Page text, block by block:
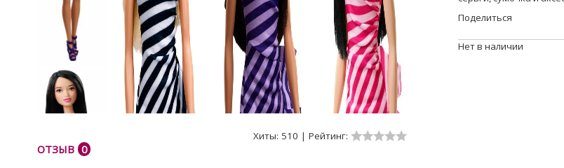
Хиты: 510 | Рейтинг:
ОТЗЫВ 0
Поделиться
Нет в наличии